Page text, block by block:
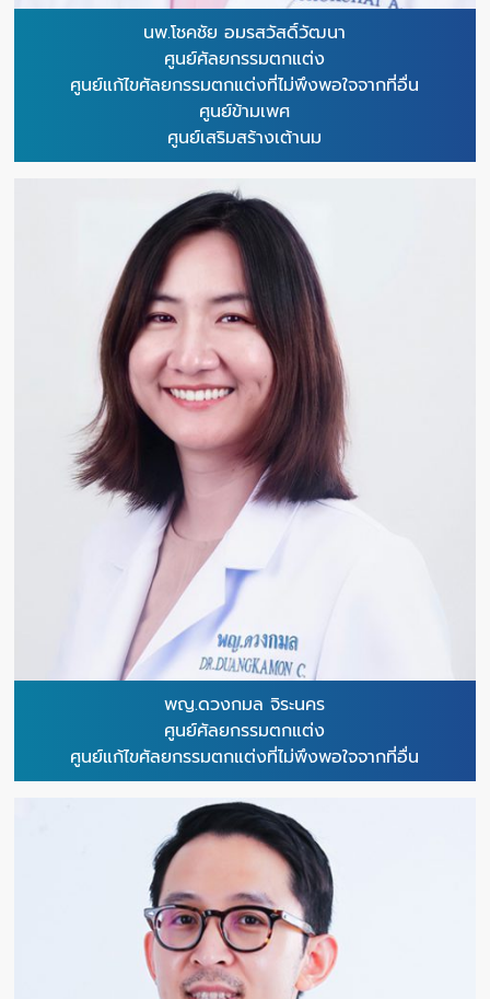
นพ.โชคชัย อมรสวัสดิ์วัฒนา
ศูนย์ศัลยกรรมตกแต่ง
ศูนย์แก้ไขศัลยกรรมตกแต่งที่ไม่พึงพอใจจากที่อื่น
ศูนย์ข้ามเพศ
ศูนย์เสริมสร้างเต้านม
พญ.ดวงกมล จิระนคร
ศูนย์ศัลยกรรมตกแต่ง
ศูนย์แก้ไขศัลยกรรมตกแต่งที่ไม่พึงพอใจจากที่อื่น